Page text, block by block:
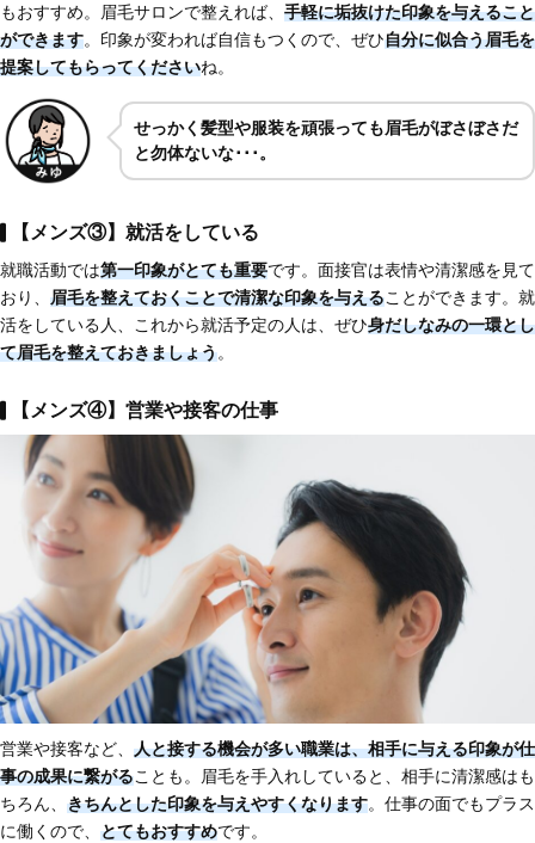
もおすすめ。眉毛サロンで整えれば、 手軽に垢抜けた印象を与えること
ができます。印象が変われば自信もつくので、ぜひ自分に似合う眉毛を
提案してもらってくださいね。
せっかく髪型や服装を頑張っても眉毛がぼさぼさだ
と勿体ないな･･･。
【メンズ③】就活をしている
就職活動では第一印象がとても重要です。面接官は表情や清潔感を見て
おり、 眉毛を整えておくことで清潔な印象を与えることができます。就
活をしている人、これから就活予定の人は、ぜひ身だしなみの一環とし
て眉毛を整えておきましょう。
【メンズ④】営業や接客の仕事
営業や接客など、 人と接する機会が多い職業は、相手に与える印象が仕
事の成果に繋がることも。眉毛を手入れしていると、相手に清潔感はも
ちろん、 きちんとした印象を与えやすくなります。仕事の面でもプラス
に働くので、 とてもおすすめです。